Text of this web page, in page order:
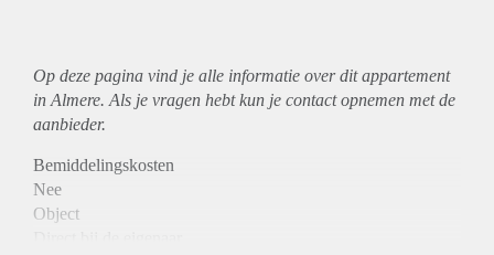
Op deze pagina vind je alle informatie over ditappartement
in Almere. Als je vragen hebt kun je contact opnemen met de
aanbieder.
Bemiddelingskosten
Nee
Object